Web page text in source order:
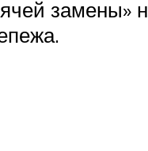
замены»